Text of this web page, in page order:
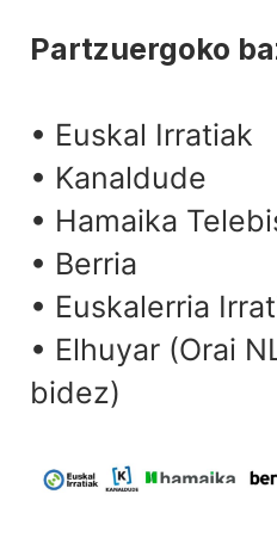
Partzuergoko
• Euskal Irratiak
• Kanaldude
• Hamaika
• Berria
• Euskalerria
• Elhuyar (Orai
bidez)